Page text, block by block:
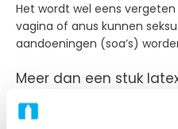
Het wordt wel eens
vagina of anus kunnen
aandoeningen (soa’s)
Meer dan een stuk
De Sheer Glyde Dam® is
bescherming tegen soa's